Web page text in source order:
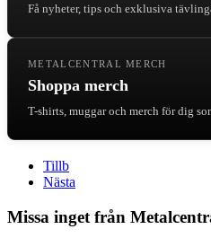
Få nyheter, tips och exklusiva
METALCENTRAL MERCH
Shoppa merch
T-shirts, muggar och merch för dig
Tillb
Nästa
Missa inget från